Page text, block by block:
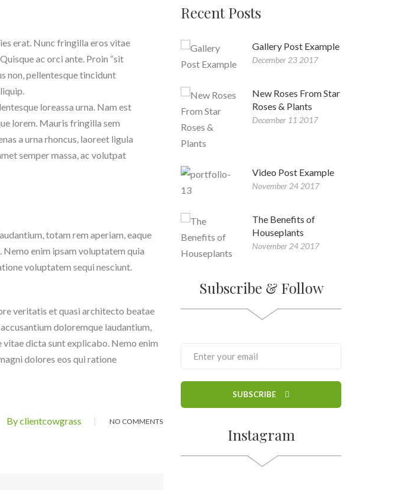
erat. Nunc fringilla eros vitae
ac orci ante. Proin “sit
non, pellentesque tincidunt
loreassa urna. Nam est
lorem. Mauris fringilla sem
a urna rhoncus, laoreet ligula
semper massa, ac volutpat
totam rem aperiam, eaque
enim ipsam voluptatem quia
voluptatem sequi nesciunt.
veritatis et quasi architecto beatae
doloremque laudantium,
dicta sunt explicabo. Nemo enim
dolores eos qui ratione
By clientcowgrass NO COMMENTS
Recent Posts
Gallery Post Example
December 23 2017
New Roses From Star
Roses & Plants
December 11 2017
Video Post Example
November 24 2017
The Benefits of
Houseplants
November 24 2017
Subscribe & Follow
SUBSCRIBE
Instagram